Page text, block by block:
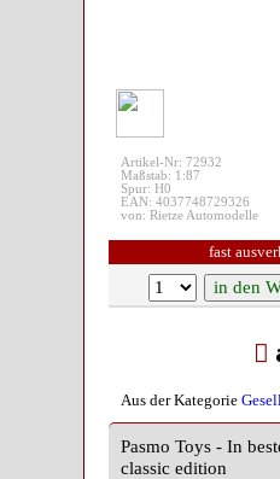
Artikel-Nr: 72932
Maßstab: 1:87
Spur: H0
EAN: 4037748729326
von: Rietze Automodelle
fast
Aus der Kategorie
Pasmo Toys - In
classic edition